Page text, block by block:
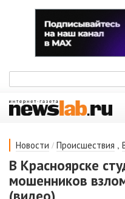
Новости / Происшествия ,
В Красноярске
мошенников
(видео)